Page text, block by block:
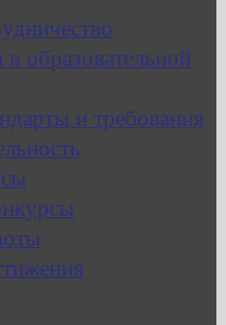
образовательной
и требования